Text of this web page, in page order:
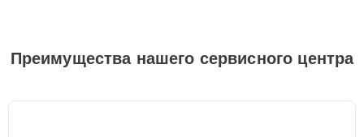
Преимущества нашего сервисного центра